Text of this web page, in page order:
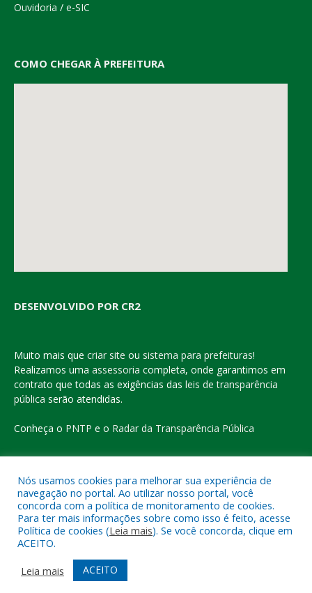
Ouvidoria / e-SIC
COMO CHEGAR À PREFEITURA
DESENVOLVIDO POR CR2
Muito mais que criar site ou sistema para prefeituras!
Realizamos uma assessoria completa, onde garantimos em
contrato que todas as exigências das leis de transparência
pública serão atendidas.
Conheça o PNTP e o Radar da Transparência Pública
Todos os direitos reservados a Prefeitura Municipal de Eldorado
do Carajás
Mapa do Site
Acessar o Webmail
Nós usamos cookies para melhorar sua experiência de
navegação no portal. Ao utilizar nosso portal, você
concorda com a política de monitoramento de cookies.
Para ter mais informações sobre como isso é feito, acesse
Política de cookies (Leia mais). Se você concorda, clique em
ACEITO.
Leia mais
ACEITO